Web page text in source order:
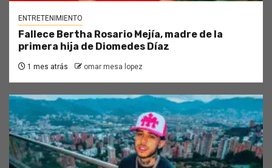
ENTRETENIMIENTO
Fallece Bertha Rosario Mejía, madre de la
primera hija de Diomedes Díaz
1 mes atrás omar mesa lopez